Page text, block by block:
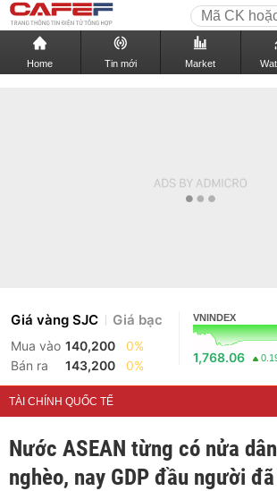
Home Tin mới Market
Giá vàng SJC Giá bạc
Mua vào 140,200
0%
Bán ra
143,200 0%
VNINDEX
1,768.06
TÀI CHÍNH QUỐC TẾ
Nước ASEAN từng có nửa
nghèo, nay GDP đầu người